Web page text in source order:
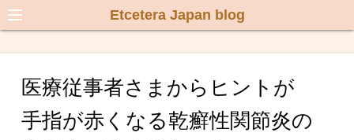
Etcetera Japan blog
医療従事者さまからヒントが
手指が赤くなる乾癬性関節炎の